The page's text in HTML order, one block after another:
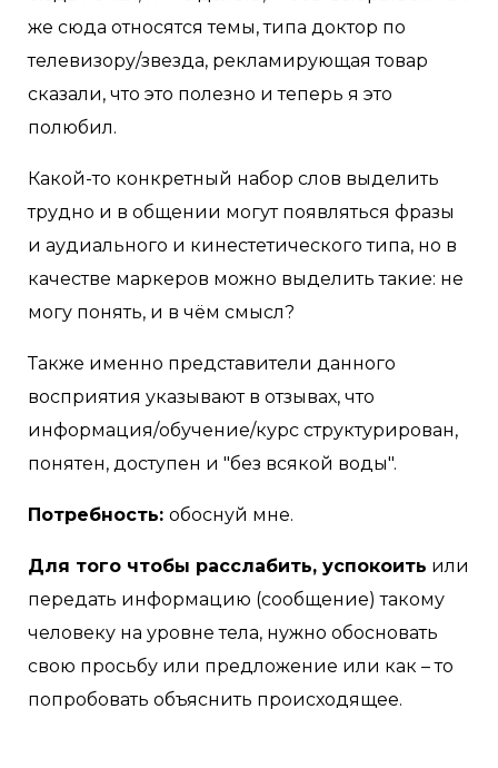
же сюда относятся темы, типа доктор по
телевизору/звезда, рекламирующая товар
сказали, что это полезно и теперь я это
полюбил.
Какой-то конкретный набор слов выделить
трудно и в общении могут появляться фразы
и аудиального и кинестетического типа, но в
качестве маркеров можно выделить такие: не
могу понять, и в чём смысл?
Также именно представители данного
восприятия указывают в отзывах, что
информация/обучение/курс структурирован,
понятен, доступен и "без всякой воды".
Потребность: обоснуй мне.
Для того чтобы расслабить, успокоить или
передать информацию (сообщение) такому
человеку на уровне тела, нужно обосновать
свою просьбу или предложение или как – то
попробовать объяснить происходящее.